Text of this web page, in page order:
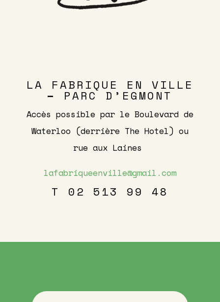
LA FABRIQUE EN VILLE
– PARC D’EGMONT
Accès possible par le Boulevard de
Waterloo (derrière The Hotel) ou
rue aux Laines
lafabriqueenville@gmail.com
T 02 513 99 48